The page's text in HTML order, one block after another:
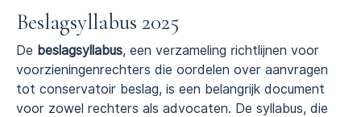
Beslagsyllabus 2025
De beslagsyllabus, een verzameling richtlijnen voor
voorzieningenrechters die oordelen over aanvragen
tot conservatoir beslag, is een belangrijk document
voor zowel rechters als advocaten. De syllabus, die